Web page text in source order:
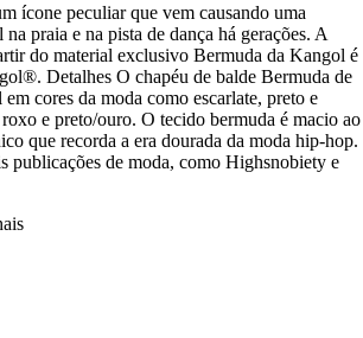
ícone peculiar que vem causando uma
praia e na pista de dança há gerações. A
do material exclusivo Bermuda da Kangol é
Detalhes O chapéu de balde Bermuda de
cores da moda como escarlate, preto e
e preto/ouro. O tecido bermuda é macio ao
que recorda a era dourada da moda hip-hop.
publicações de moda, como Highsnobiety e